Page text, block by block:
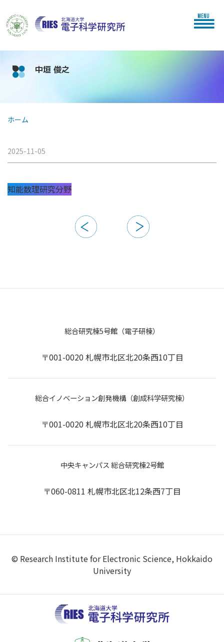
MENU
中垣 俊之
ホーム
2025-11-05
知能数理研究分野
総合研究棟5号館（電子研棟）
〒001-0020 札幌市北区北20条西10丁目
総合イノベーション創発機構（創成科学研究棟）
〒001-0020 札幌市北区北20条西10丁目
中央キャンパス 総合研究棟2号館
〒060-0811 札幌市北区北12条西7丁目
© Research Institute for Electronic Science, Hokkaido
University